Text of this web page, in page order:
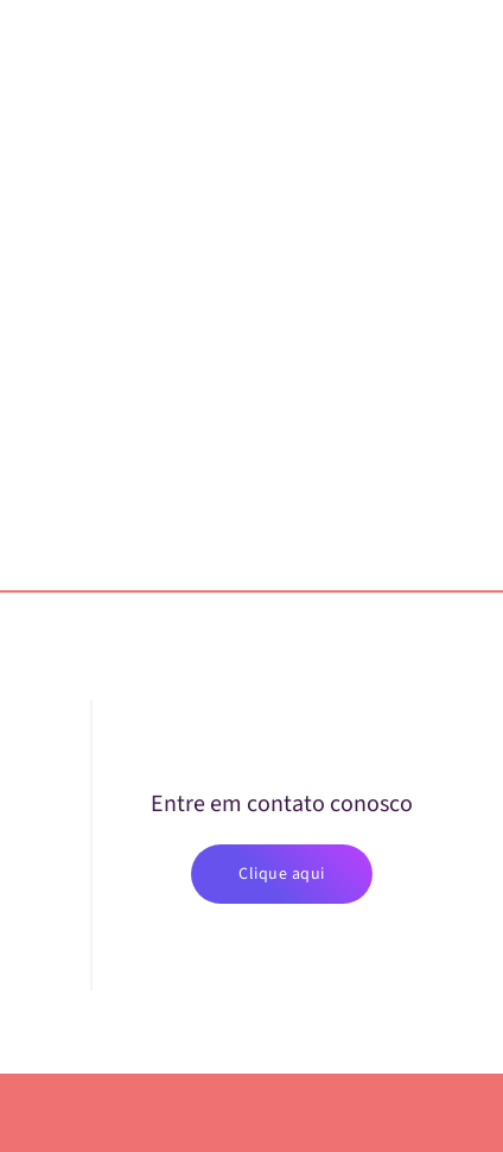
Entre em contato conosco
Clique aqui